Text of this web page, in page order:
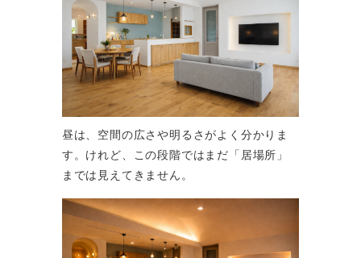
昼は、空間の広さや明るさがよく分かりま
す。けれど、この段階ではまだ「居場所」
までは見えてきません。